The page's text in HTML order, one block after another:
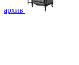
архив